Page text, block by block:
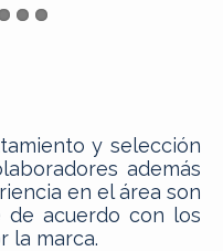
y selección
además
en el área son
de acuerdo con los
la marca.